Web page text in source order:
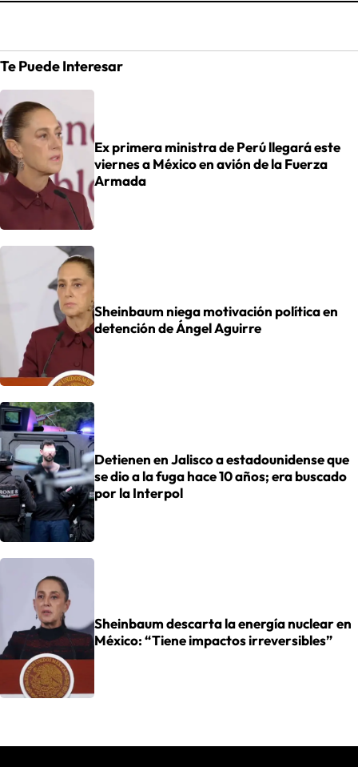
Te Puede Interesar
Ex primera ministra de Perú llegará este
viernes a México en avión de la Fuerza
Armada
Sheinbaum niega motivación política en
detención de Ángel Aguirre
Detienen en Jalisco a estadounidense que
se dio a la fuga hace 10 años; era buscado
por la Interpol
Sheinbaum descarta la energía nuclear en
México: “Tiene impactos irreversibles”